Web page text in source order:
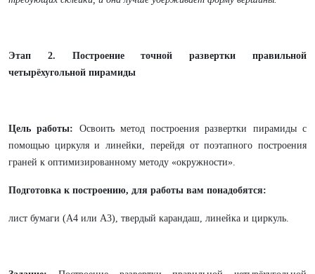
Этап 2. Построение точной развертки правильной
четырёхугольной пирамиды
Цель работы: Освоить метод построения развертки пирамиды с
помощью циркуля и линейки, перейдя от поэтапного построения
граней к оптимизированному методу «окружности».
Подготовка к построению, для работы вам понадобятся:
лист бумаги (А4 или А3), твердый карандаш, линейка и циркуль.